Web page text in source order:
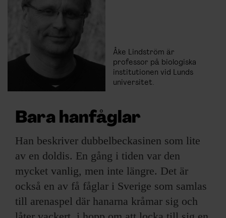
Åke Lindström är
professor på biologiska
institutionen vid Lunds
universitet.
Bara hanfåglar
Han beskriver dubbelbeckasinen som lite
av en doldis. En gång i tiden var den
mycket vanlig, men inte längre. Det är
också en av få fåglar i Sverige som samlas
till arenaspel där hanarna kråmar sig och